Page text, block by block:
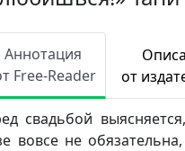
Аннотация
Free-Reader
от
свадьбой
вовсе не